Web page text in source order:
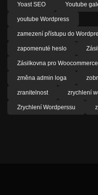
Yoast SEO Youtube
youtube Wordpress
zamezení přístupu do
zapomenuté heslo
Zásilkovna pro Woocommerce
změna admin loga
zranitelnost zrychlení
Zrychlení Wordperssu